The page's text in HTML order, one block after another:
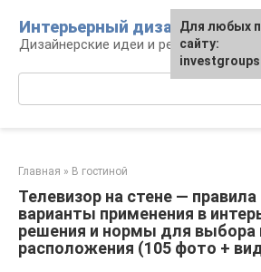
контенту
Интерьерный дизайн
Дизайнерские идеи и решения
Главная » В гостиной
Телевизор на стене —
варианты применения в
решения и нормы для выбора
расположения (105 фото +
Для любых
сайту: